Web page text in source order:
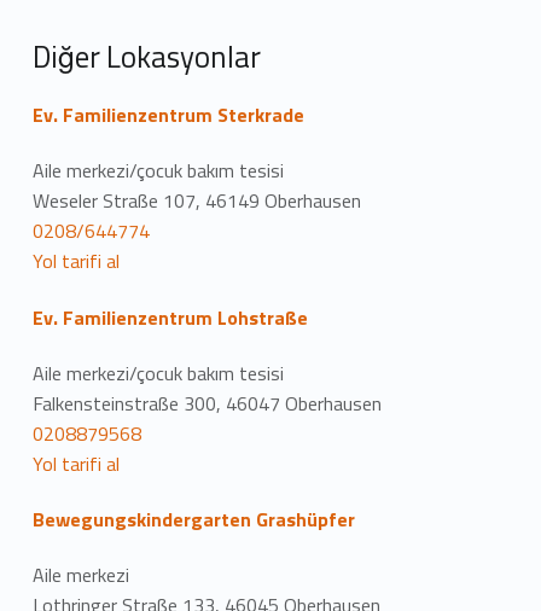
Diğer Lokasyonlar
Ev. Familienzentrum Sterkrade
Aile merkezi/çocuk bakım tesisi
Weseler Straße 107, 46149 Oberhausen
0208/644774
Yol tarifi al
Ev. Familienzentrum Lohstraße
Aile merkezi/çocuk bakım tesisi
Falkensteinstraße 300, 46047 Oberhausen
0208879568
Yol tarifi al
Bewegungskindergarten Grashüpfer
Aile merkezi